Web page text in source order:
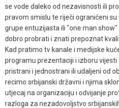
se vode daleko od nezavisnosti ili
pravom smislu te riječi ograničeni
grupe entuzijasta ili "one man
dobro probrati i znati prepoznat
Kad pratimo tv kanale i medijske
programu prezentaciji i izboru
pristrani i jednostrani ili udaljeni od
recimo srbijanski državni i njima
utjecaj na organizaciju i odvijanje
razloga za nezadovoljstvo